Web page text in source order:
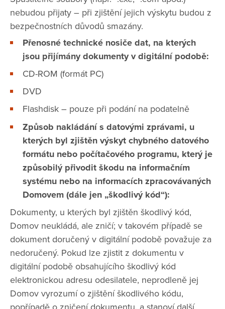
nebudou přijaty – při zjištění jejich výskytu budou z
bezpečnostních důvodů smazány.
Přenosné technické nosiče dat, na kterých
jsou přijímány dokumenty v digitální podobě:
CD-ROM (formát PC)
DVD
Flashdisk – pouze při podání na podatelně
Způsob nakládání s datovými zprávami, u
kterých byl zjištěn výskyt chybného datového
formátu nebo počítačového programu, který je
způsobilý přivodit škodu na informačním
systému nebo na informacích zpracovávaných
Domovem (dále jen „škodlivý kód“):
Dokumenty, u kterých byl zjištěn škodlivý kód,
Domov neukládá, ale zničí; v takovém případě se
dokument doručený v digitální podobě považuje za
nedoručený. Pokud lze zjistit z dokumentu v
digitální podobě obsahujícího škodlivý kód
elektronickou adresu odesilatele, neprodleně jej
Domov vyrozumí o zjištění škodlivého kódu,